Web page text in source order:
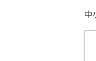
中